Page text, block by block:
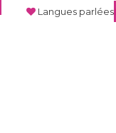
Langues parlées